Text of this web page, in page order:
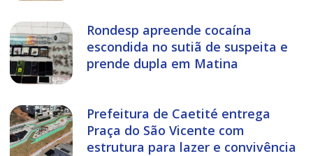
Rondesp apreende cocaína
escondida no sutiã de suspeita e
prende dupla em Matina
Prefeitura de Caetité entrega
Praça do São Vicente com
estrutura para lazer e convivência